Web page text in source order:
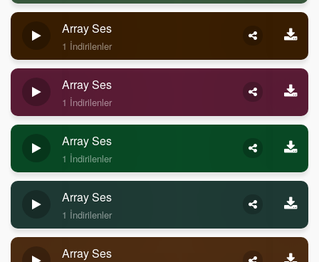
Array Ses
1 İndirilenler
Array Ses
1 İndirilenler
Array Ses
1 İndirilenler
Array Ses
1 İndirilenler
Array Ses